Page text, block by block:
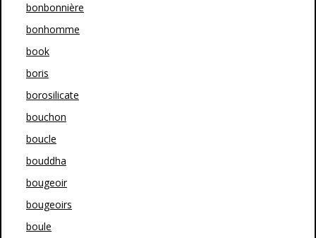
bonbonnière
bonhomme
book
boris
borosilicate
bouchon
boucle
bouddha
bougeoir
bougeoirs
boule